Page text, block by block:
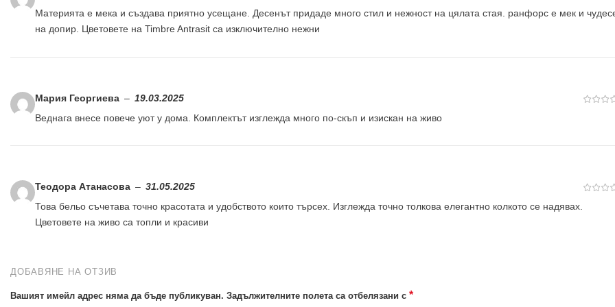
Материята е мека и създава приятно усещане. Десенът придаде много стил и нежност на цялата стая. ранфорс е мек и
на допир. Цветовете на Timbre Antrasit са изключително нежни
Мария Георгиева – 19.03.2025
Веднага внесе повече уют у дома. Комплектът изглежда много по-скъп и изискан на живо
Теодора Атанасова – 31.05.2025
Това бельо съчетава точно красотата и удобството които търсех. Изглежда точно толкова елегантно колкото се надявах.
Цветовете на живо са топли и красиви
ДОБАВЯНЕ НА ОТЗИВ
Вашият имейл адрес няма да бъде публикуван. Задължителните полета са отбелязани с *